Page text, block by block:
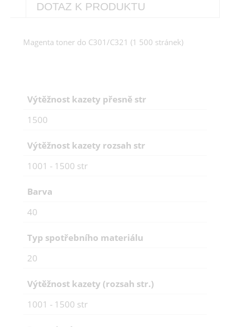
DOTAZ K PRODUKTU
Magenta toner do C301/C321 (1 500 stránek)
Výtěžnost kazety přesně str
1500
Výtěžnost kazety rozsah str
1001 - 1500 str
Barva
40
Typ spotřebního materiálu
20
Výtěžnost kazety (rozsah str.)
1001 - 1500 str